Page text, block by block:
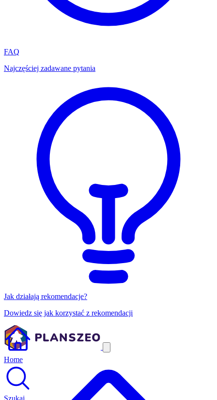
FAQ
Najczęściej zadawane pytania
Jak działają rekomendacje?
Dowiedz się jak korzystać z rekomendacji
Home
Szukaj